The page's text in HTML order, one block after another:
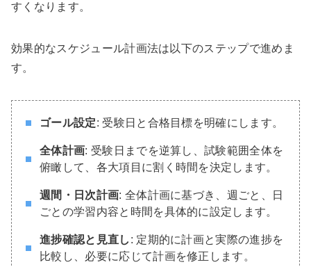
すくなります。
効果的なスケジュール計画法は以下のステップで進めま
す。
ゴール設定: 受験日と合格目標を明確にします。
全体計画: 受験日までを逆算し、試験範囲全体を
俯瞰して、各大項目に割く時間を決定します。
週間・日次計画: 全体計画に基づき、週ごと、日
ごとの学習内容と時間を具体的に設定します。
進捗確認と見直し : 定期的に計画と実際の進捗を
比較し、必要に応じて計画を修正します。